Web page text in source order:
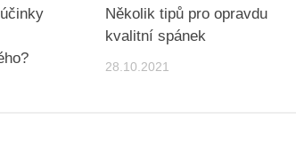
Několik tipů pro opravdu
kvalitní spánek
28.10.2021